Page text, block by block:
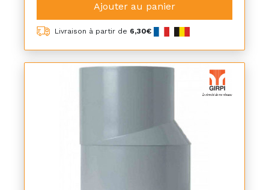
Ajouter au panier
Livraison à partir de 6,30€